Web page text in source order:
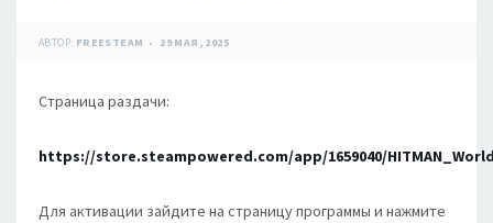
АВТОР: FREESTEAM 29 МАЯ, 2025
Страница раздачи:
https://store.steampowered.com/app/1659040/
Для активации зайдите на страницу программы и нажмите